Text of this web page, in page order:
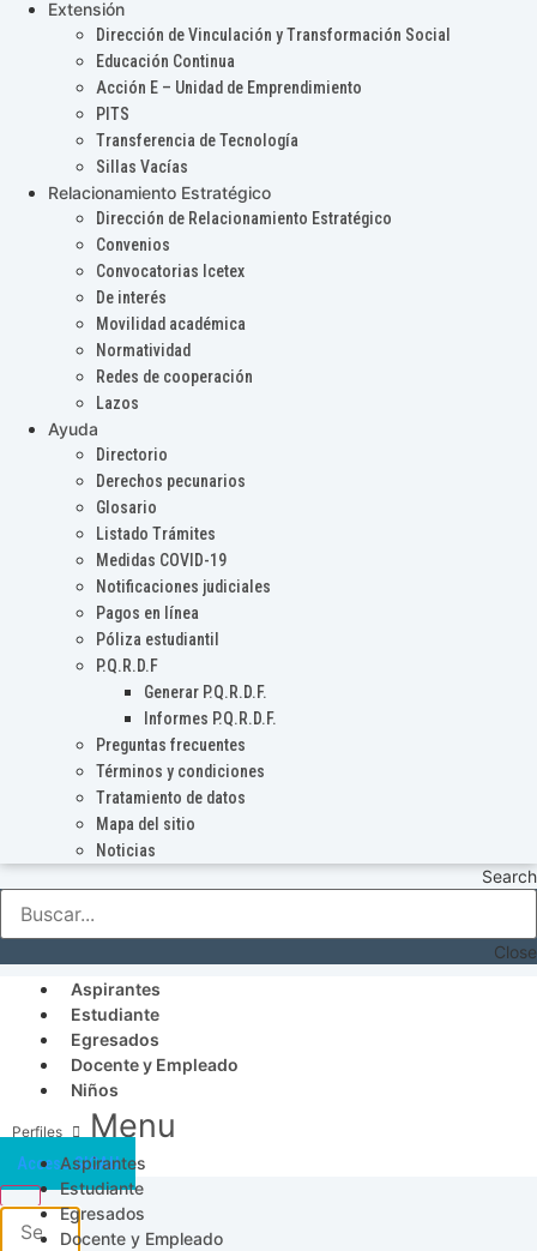
Extensión
Dirección de Vinculación y Transformación Social
Educación Continua
Acción E – Unidad de Emprendimiento
PITS
Transferencia de Tecnología
Sillas Vacías
Relacionamiento Estratégico
Dirección de Relacionamiento Estratégico
Convenios
Convocatorias Icetex
De interés
Movilidad académica
Normatividad
Redes de cooperación
Lazos
Ayuda
Directorio
Derechos pecunarios
Glosario
Listado Trámites
Medidas COVID-19
Notificaciones judiciales
Pagos en línea
Póliza estudiantil
P.Q.R.D.F
Generar P.Q.R.D.F.
Informes P.Q.R.D.F.
Preguntas frecuentes
Términos y condiciones
Tratamiento de datos
Mapa del sitio
Noticias
Search
Close
Aspirantes
Estudiante
Egresados
Docente y Empleado
Niños
Menu
Aspirantes
Estudiante
Egresados
Docente y Empleado
Acceso SICAU